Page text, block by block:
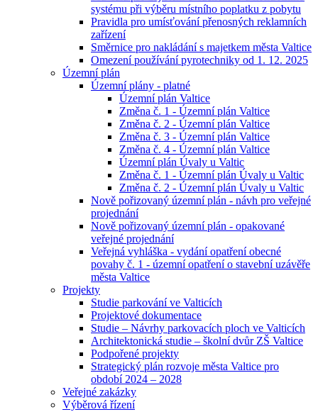
systému při výběru místního poplatku z pobytu
Pravidla pro umísťování přenosných reklamních
zařízení
Směrnice pro nakládání s majetkem města Valtice
Omezení používání pyrotechniky od 1. 12. 2025
Územní plán
Územní plány - platné
Územní plán Valtice
Změna č. 1 - Územní plán Valtice
Změna č. 2 - Územní plán Valtice
Změna č. 3 - Územní plán Valtice
Změna č. 4 - Územní plán Valtice
Územní plán Úvaly u Valtic
Změna č. 1 - Územní plán Úvaly u Valtic
Změna č. 2 - Územní plán Úvaly u Valtic
Nově pořizovaný územní plán - návh pro veřejné
projednání
Nově pořizovaný územní plán - opakované
veřejné projednání
Veřejná vyhláška - vydání opatření obecné
povahy č. 1 - územní opatření o stavební uzávěře
města Valtice
Projekty
Studie parkování ve Valticích
Projektové dokumentace
Studie – Návrhy parkovacích ploch ve Valticích
Architektonická studie – školní dvůr ZŠ Valtice
Podpořené projekty
Strategický plán rozvoje města Valtice pro
období 2024 – 2028
Veřejné zakázky
Výběrová řízení